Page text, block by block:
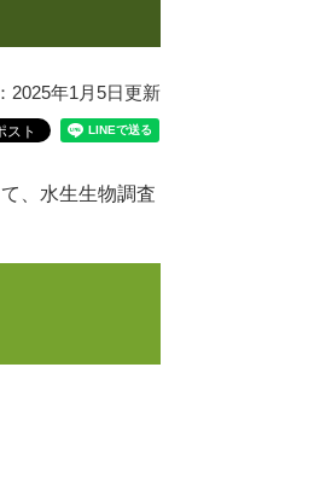
2025年1月5日更新
、水生生物調査